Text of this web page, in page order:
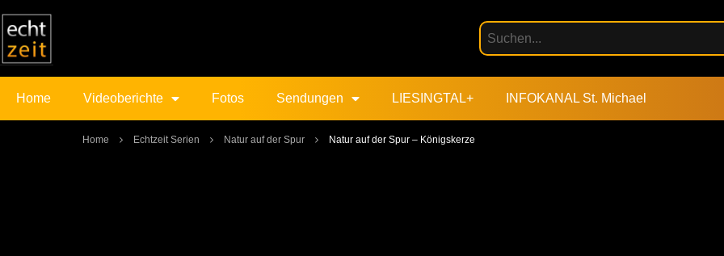
Home Videoberichte Fotos Sendungen LIESINGTAL+ INFOKANAL St. Michael
Home Echtzeit Serien Natur auf der Spur Natur auf der Spur – Königskerze